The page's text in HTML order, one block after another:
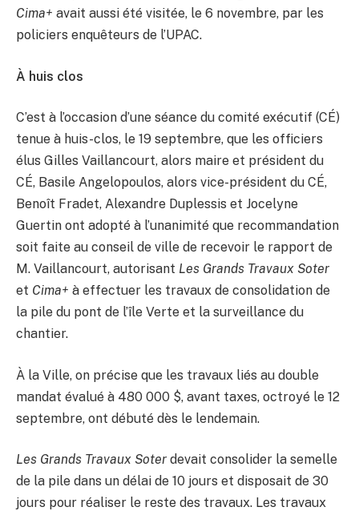
Cima+ avait aussi été visitée, le 6 novembre, par les
policiers enquêteurs de l’UPAC.
À huis clos
C’est à l’occasion d’une séance du comité exécutif (CÉ)
tenue à huis-clos, le 19 septembre, que les officiers
élus Gilles Vaillancourt, alors maire et président du
CÉ, Basile Angelopoulos, alors vice-président du CÉ,
Benoît Fradet, Alexandre Duplessis et Jocelyne
Guertin ont adopté à l’unanimité que recommandation
soit faite au conseil de ville de recevoir le rapport de
M. Vaillancourt, autorisant Les Grands Travaux Soter
et Cima+ à effectuer les travaux de consolidation de
la pile du pont de l’île Verte et la surveillance du
chantier.
À la Ville, on précise que les travaux liés au double
mandat évalué à 480 000 $, avant taxes, octroyé le 12
septembre, ont débuté dès le lendemain.
Les Grands Travaux Soter devait consolider la semelle
de la pile dans un délai de 10 jours et disposait de 30
jours pour réaliser le reste des travaux. Les travaux